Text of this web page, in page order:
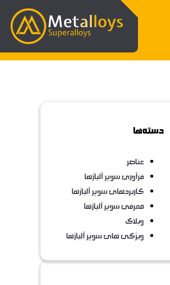
دسته‌ها
عناصر
فرآوری سوپر آلیاژها
کاربردهای سوپر آلیاژها
معرفی سوپر آلیاژها
وبلاگ
ویژگی های سوپر آلیاژها